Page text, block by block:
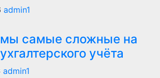
admin1
самые сложные на
учёта
admin1